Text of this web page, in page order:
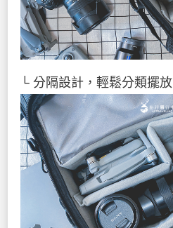
└ 分隔設計，輕鬆分類擺放